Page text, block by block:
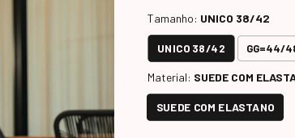
Tamanho: UNICO 38/42
UNICO 38/42 GG=44/
Material: SUEDE COM
SUEDE COM ELASTANO